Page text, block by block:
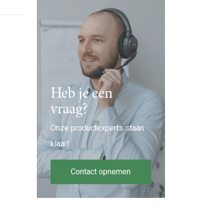
Heb je een
vraag?
Onze productexperts staan
klaar!
Contact opnemen